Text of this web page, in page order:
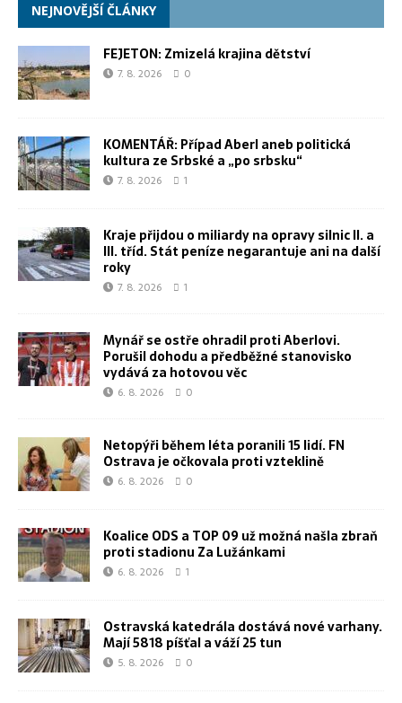
NEJNOVĚJŠÍ ČLÁNKY
FEJETON: Zmizelá krajina dětství
7. 8. 2026 0
KOMENTÁŘ: Případ Aberl aneb politická
kultura ze Srbské a „po srbsku“
7. 8. 2026 1
Kraje přijdou o miliardy na opravy silnic II. a
III. tříd. Stát peníze negarantuje ani na další
roky
7. 8. 2026 1
Mynář se ostře ohradil proti Aberlovi.
Porušil dohodu a předběžné stanovisko
vydává za hotovou věc
6. 8. 2026 0
Netopýři během léta poranili 15 lidí. FN
Ostrava je očkovala proti vzteklině
6. 8. 2026 0
Koalice ODS a TOP 09 už možná našla zbraň
proti stadionu Za Lužánkami
6. 8. 2026 1
Ostravská katedrála dostává nové varhany.
Mají 5818 píšťal a váží 25 tun
5. 8. 2026 0